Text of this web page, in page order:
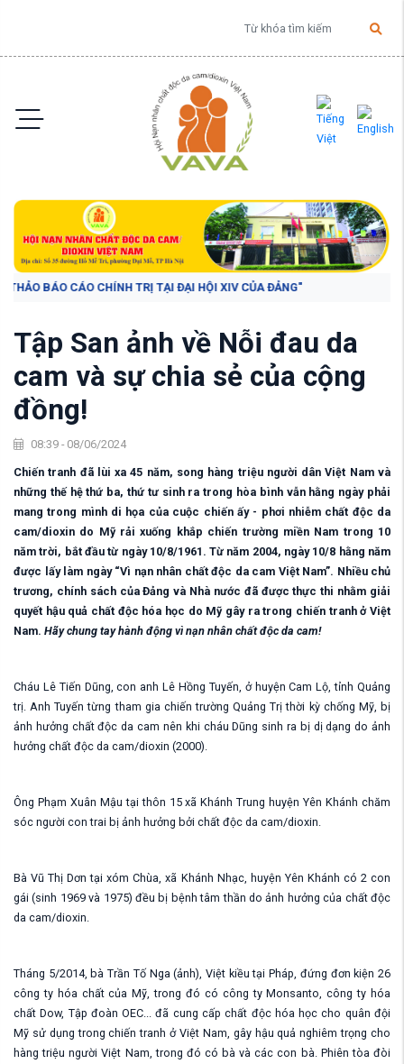
BÁO CÁO CHÍNH TRỊ TẠI ĐẠI HỘI XIV CỦA ĐẢNG"
Tập San ảnh về Nỗi đau da
cam và sự chia sẻ của cộng
đồng!
08:39 - 08/06/2024
Chiến tranh đã lùi xa 45 năm, song hàng triệu người dân Việt Nam và
những thế hệ thứ ba, thứ tư sinh ra trong hòa bình vẫn hằng ngày phải
mang trong mình di họa của cuộc chiến ấy - phơi nhiễm chất độc da
cam/dioxin do Mỹ rải xuống khắp chiến trường miền Nam trong 10
năm trời, bắt đầu từ ngày 10/8/1961. Từ năm 2004, ngày 10/8 hằng năm
được lấy làm ngày “Vì nạn nhân chất độc da cam Việt Nam”. Nhiều chủ
trương, chính sách của Đảng và Nhà nước đã được thực thi nhằm giải
quyết hậu quả chất độc hóa học do Mỹ gây ra trong chiến tranh ở Việt
Nam. Hãy chung tay hành động vì nạn nhân chất độc da cam!
Cháu Lê Tiến Dũng, con anh Lê Hồng Tuyến, ở huyện Cam Lộ, tỉnh Quảng
trị. Anh Tuyến từng tham gia chiến trường Quảng Trị thời kỳ chống Mỹ, bị
ảnh hưởng chất độc da cam nên khi cháu Dũng sinh ra bị dị dạng do ảnh
hưởng chất độc da cam/dioxin (2000).
Ông Phạm Xuân Mậu tại thôn 15 xã Khánh Trung huyện Yên Khánh chăm
sóc người con trai bị ảnh hưởng bởi chất độc da cam/dioxin.
Bà Vũ Thị Dơn tại xóm Chùa, xã Khánh Nhạc, huyện Yên Khánh có 2 con
gái (sinh 1969 và 1975) đều bị bệnh tâm thần do ảnh hưởng của chất độc
da cam/dioxin.
Tháng 5/2014, bà Trần Tố Nga (ảnh), Việt kiều tại Pháp, đứng đơn kiện 26
công ty hóa chất của Mỹ, trong đó có công ty Monsanto, công ty hóa
chất Dow, Tập đoàn OEC... đã cung cấp chất độc hóa học cho quân đội
Mỹ sử dụng trong chiến tranh ở Việt Nam, gây hậu quả nghiêm trọng cho
hàng triệu người Việt Nam, trong đó có bà và các con bà. Phiên tòa đòi